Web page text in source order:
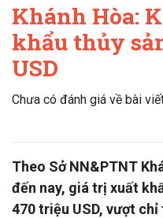
Khánh Hòa:
khẩu thủy
USD
Chưa có đánh giá về bài
Theo Sở NN&PTNT
đến nay, giá trị xuất
470 triệu USD, vượt chỉ